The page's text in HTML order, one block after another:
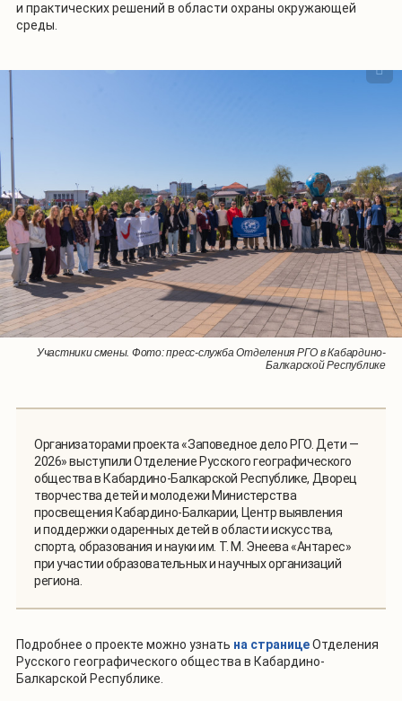
и практических решений в области охраны окружающей
среды.
Участники смены. Фото: пресс-служба Отделения РГО в Кабардино-
Балкарской Республике
Участники смены. Фото: пресс-служба Отделения РГО в Кабардино-
Балкарской Республике
Организаторами проекта «Заповедное дело РГО. Дети —
2026» выступили Отделение Русского географического
общества в Кабардино-Балкарской Республике, Дворец
творчества детей и молодежи Министерства
просвещения Кабардино-Балкарии, Центр выявления
и поддержки одаренных детей в области искусства,
спорта, образования и науки им. Т. М. Энеева «Антарес»
при участии образовательных и научных организаций
региона.
Подробнее о проекте можно узнать на страницеОтделения
Русского географического общества в Кабардино-
Балкарской Республике.